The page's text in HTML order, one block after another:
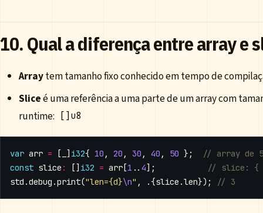
10. Qual a diferença entre array e
Arraytem tamanho fixo conhecido em tempo de
Sliceé uma referência a uma parte de um array com
runtime:
[]u8
var arr = [ ] i32{ 10 , 20 , 30 , 40 , 50 };
const slice : [] i32 = arr [1 .. 4];
std .debug .print("len={d}\n" , .{slice .len});